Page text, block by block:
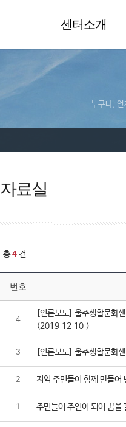
센터소개
누구나, 언
자료실
총4 건
번호
4
[언론보도] 울주생활문화
(2019.12.10.)
3 [언론보도] 울주생활문화
2 지역 주민들이 함께 만들
1 주민들이 주인이 되어 꿈